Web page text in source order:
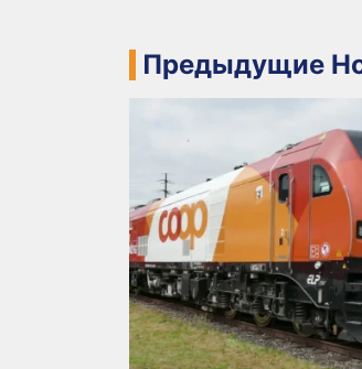
Предыдущие